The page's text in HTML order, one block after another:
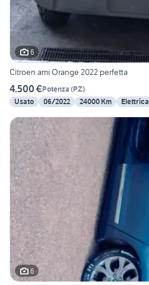
6
Citroen ami Orange 2022 perfetta
4.500 €Potenza (PZ)
Usato
06/2022 24000 Km Elettrica
6